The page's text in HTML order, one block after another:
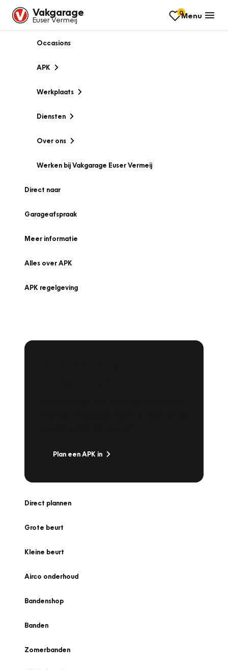
Vakgarage
Euser Vermeij
0Menu
Occasions
APK
Werkplaats
Diensten
Over ons
Werken bij Vakgarage Euser Vermeij
Direct naar
Garageafspraak
Meer informatie
Alles over APK
APK regelgeving
Plan een APK in
Direct plannen
Grote beurt
Kleine beurt
Airco onderhoud
Bandenshop
Banden
Zomerbanden